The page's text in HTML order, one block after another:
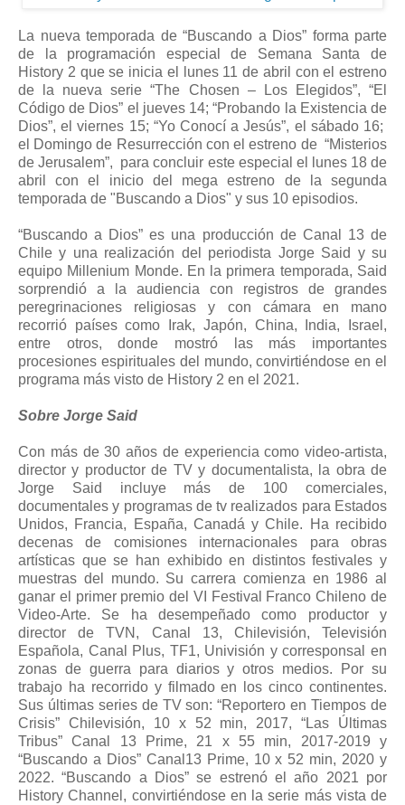
La nueva temporada de “Buscando a Dios” forma parte
de la programación especial de Semana Santa de
History 2 que se inicia el lunes 11 de abril con el estreno
de la nueva serie “The Chosen – Los Elegidos”, “El
Código de Dios” el jueves 14; “Probando la Existencia de
Dios”, el viernes 15; “Yo Conocí a Jesús”, el sábado 16;
el Domingo de Resurrección con el estreno de “Misterios
de Jerusalem”, para concluir este especial el lunes 18 de
abril con el inicio del mega estreno de la segunda
temporada de "Buscando a Dios" y sus 10 episodios.
“Buscando a Dios” es una producción de Canal 13 de
Chile y una realización del periodista Jorge Said y su
equipo Millenium Monde. En la primera temporada, Said
sorprendió a la audiencia con registros de grandes
peregrinaciones religiosas y con cámara en mano
recorrió países como Irak, Japón, China, India, Israel,
entre otros, donde mostró las más importantes
procesiones espirituales del mundo, convirtiéndose en el
programa más visto de History 2 en el 2021.
Sobre Jorge Said
Con más de 30 años de experiencia como video-artista,
director y productor de TV y documentalista, la obra de
Jorge Said incluye más de 100 comerciales,
documentales y programas de tv realizados para Estados
Unidos, Francia, España, Canadá y Chile. Ha recibido
decenas de comisiones internacionales para obras
artísticas que se han exhibido en distintos festivales y
muestras del mundo. Su carrera comienza en 1986 al
ganar el primer premio del VI Festival Franco Chileno de
Video-Arte. Se ha desempeñado como productor y
director de TVN, Canal 13, Chilevisión, Televisión
Española, Canal Plus, TF1, Univisión y corresponsal en
zonas de guerra para diarios y otros medios. Por su
trabajo ha recorrido y filmado en los cinco continentes.
Sus últimas series de TV son: “Reportero en Tiempos de
Crisis” Chilevisión, 10 x 52 min, 2017, “Las Últimas
Tribus” Canal 13 Prime, 21 x 55 min, 2017-2019 y
“Buscando a Dios” Canal13 Prime, 10 x 52 min, 2020 y
2022. “Buscando a Dios” se estrenó el año 2021 por
History Channel, convirtiéndose en la serie más vista de